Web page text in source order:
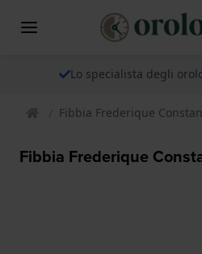
Lo specialista degli
Fibbia Frederique
Fibbia Frederique